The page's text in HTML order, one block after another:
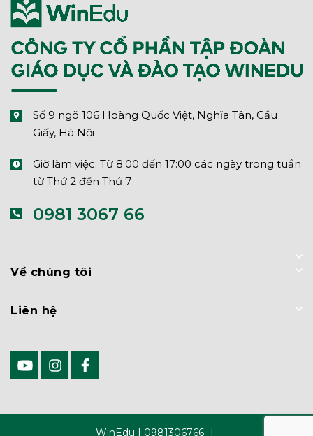
Số 9 ngõ 106 Hoàng Quốc Việt, Nghĩa Tân, Cầu
Giấy, Hà Nội
Giờ làm việc: Từ 8:00 đến 17:00 các ngày trong tuần
từ Thứ 2 đến Thứ 7
0981 3067 66
Về chúng tôi
Liên hệ
WinEdu | 0981306766